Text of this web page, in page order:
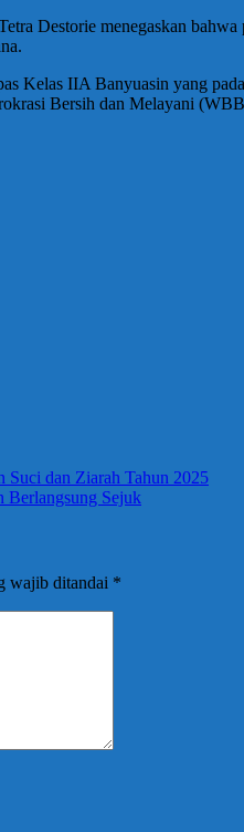
Destorie menegaskan
Kelas IIA Banyuasin yang
Bersih dan Melayani
Suci dan Ziarah Tahun 2025
Berlangsung Sejuk
wajib ditandai *